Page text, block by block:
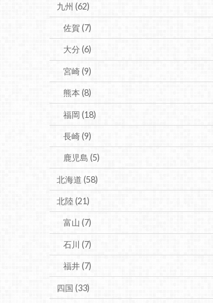
九州 (62)
佐賀(7)
大分(6)
宮崎(9)
熊本(8)
福岡(18)
長崎(9)
鹿児島(5)
北海道 (58)
北陸(21)
富山(7)
石川(7)
福井(7)
四国 (33)